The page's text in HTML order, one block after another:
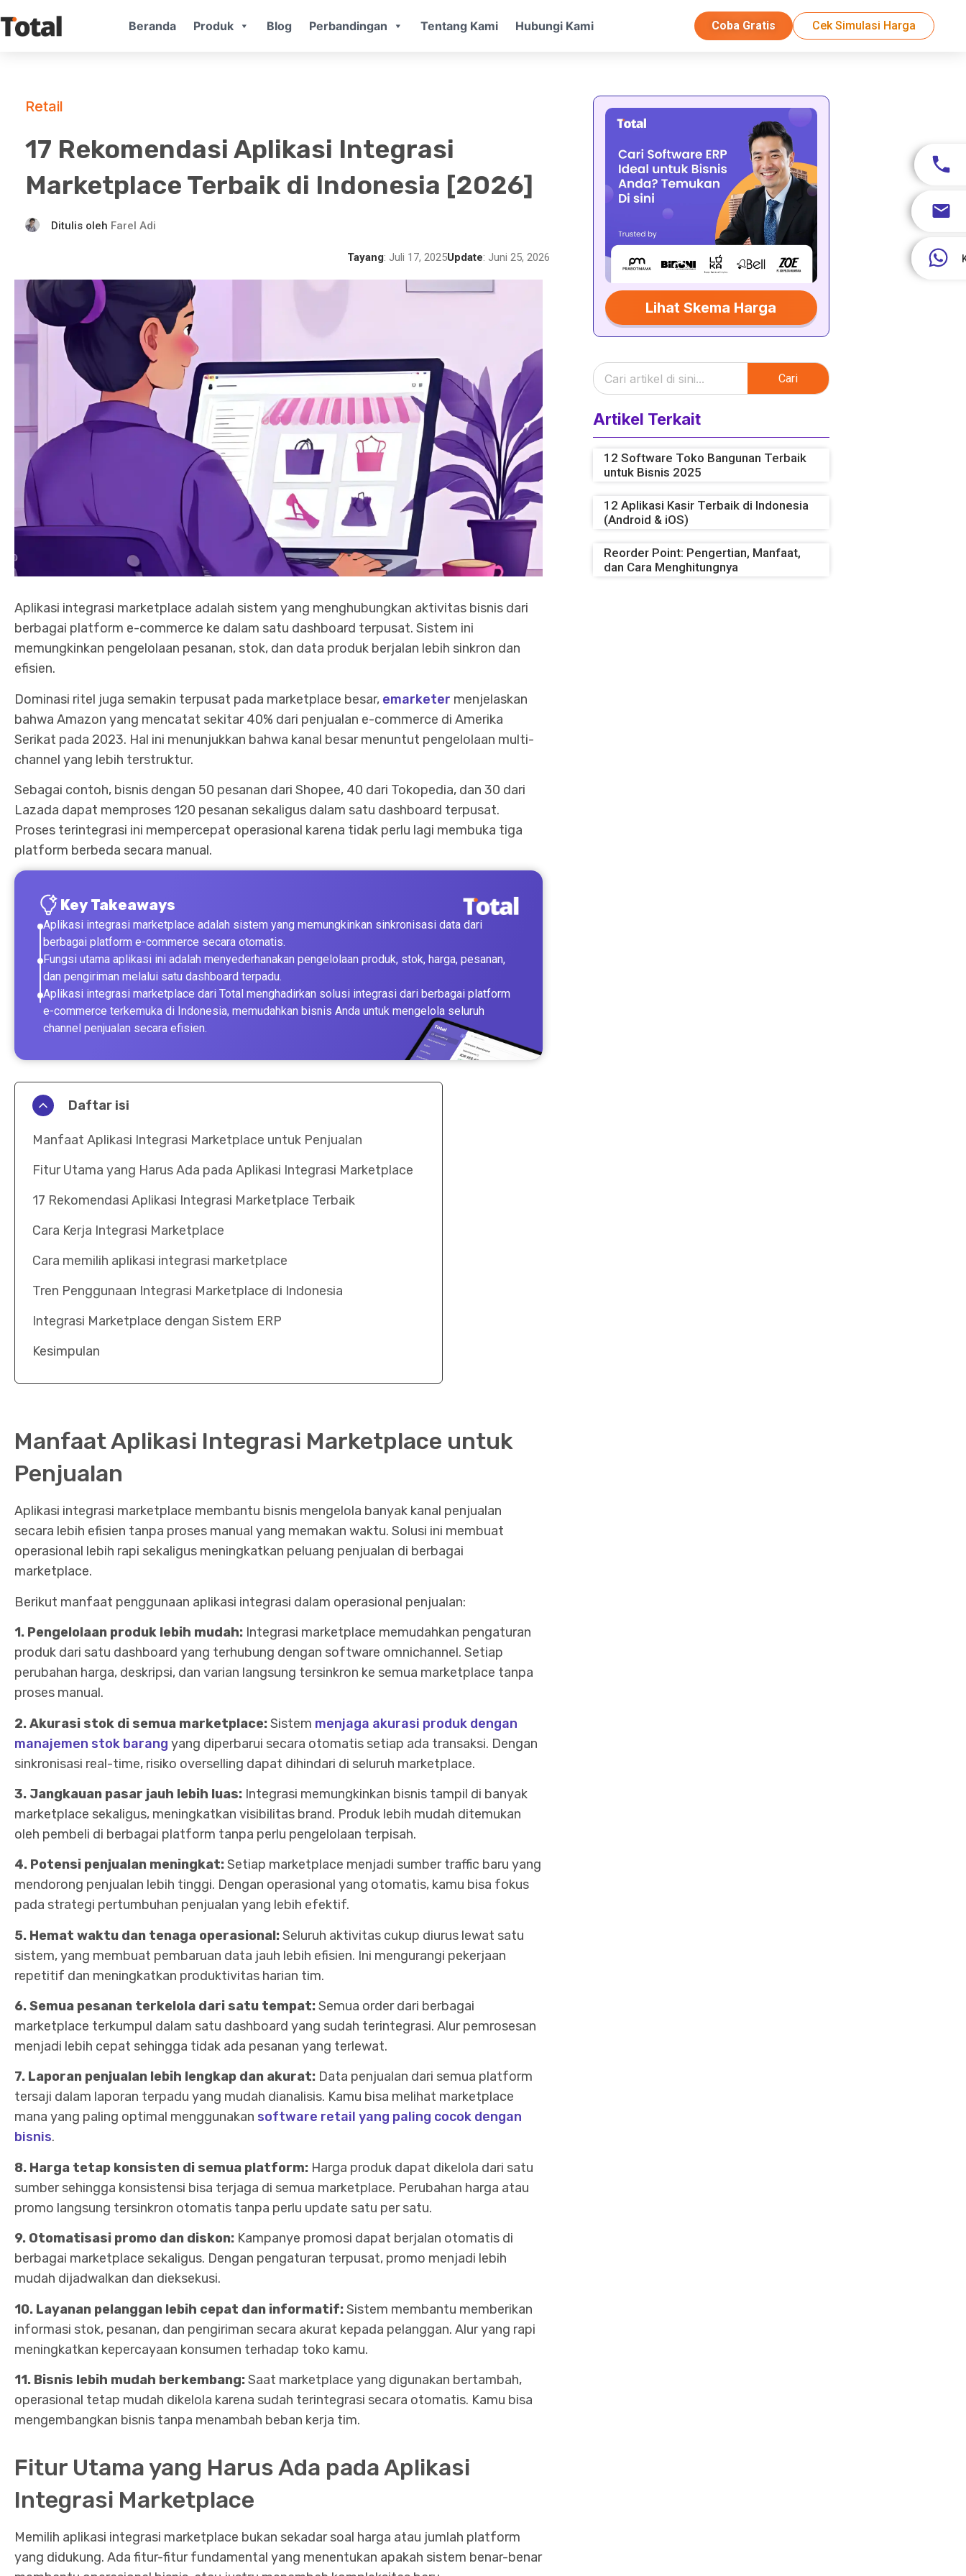
Beranda Produk Blog Perbandingan Tentang Kami Hubungi Kami Coba Gratis Cek Simulasi Harga
Retail
17 Rekomendasi Aplikasi Integrasi
Marketplace Terbaik di Indonesia [2026]
Ditulis oleh Farel Adi
Tayang: Juli 17, 2025Update: Juni 25, 2026
Aplikasi integrasi marketplace adalah sistem yang menghubungkan aktivitas bisnis dari
berbagai platform e-commerce ke dalam satu dashboard terpusat. Sistem ini
memungkinkan pengelolaan pesanan, stok, dan data produk berjalan lebih sinkron dan
efisien.
Dominasi ritel juga semakin terpusat pada marketplace besar, emarketer menjelaskan
bahwa Amazon yang mencatat sekitar 40% dari penjualan e-commerce di Amerika
Serikat pada 2023. Hal ini menunjukkan bahwa kanal besar menuntut pengelolaan multi-
channel yang lebih terstruktur.
Sebagai contoh, bisnis dengan 50 pesanan dari Shopee, 40 dari Tokopedia, dan 30 dari
Lazada dapat memproses 120 pesanan sekaligus dalam satu dashboard terpusat.
Proses terintegrasi ini mempercepat operasional karena tidak perlu lagi membuka tiga
platform berbeda secara manual.
Key Takeaways
Aplikasi integrasi marketplace adalah sistem yang memungkinkan sinkronisasi data dari
berbagai platform e-commerce secara otomatis.
Fungsi utama aplikasi ini adalah menyederhanakan pengelolaan produk, stok, harga, pesanan,
dan pengiriman melalui satu dashboard terpadu.
Aplikasi integrasi marketplace dari Total menghadirkan solusi integrasi dari berbagai platform
e-commerce terkemuka di Indonesia, memudahkan bisnis Anda untuk mengelola seluruh
channel penjualan secara efisien.
Daftar isi
Manfaat Aplikasi Integrasi Marketplace untuk Penjualan
Fitur Utama yang Harus Ada pada Aplikasi Integrasi Marketplace
17 Rekomendasi Aplikasi Integrasi Marketplace Terbaik
Cara Kerja Integrasi Marketplace
Cara memilih aplikasi integrasi marketplace
Tren Penggunaan Integrasi Marketplace di Indonesia
Integrasi Marketplace dengan Sistem ERP
Kesimpulan
Manfaat Aplikasi Integrasi Marketplace untuk
Penjualan
Aplikasi integrasi marketplace membantu bisnis mengelola banyak kanal penjualan
secara lebih efisien tanpa proses manual yang memakan waktu. Solusi ini membuat
operasional lebih rapi sekaligus meningkatkan peluang penjualan di berbagai
marketplace.
Berikut manfaat penggunaan aplikasi integrasi dalam operasional penjualan:
1. Pengelolaan produk lebih mudah: Integrasi marketplace memudahkan pengaturan
produk dari satu dashboard yang terhubung dengan software omnichannel. Setiap
perubahan harga, deskripsi, dan varian langsung tersinkron ke semua marketplace tanpa
proses manual.
2. Akurasi stok di semua marketplace:Sistem menjaga akurasi produk dengan
manajemen stok barang yang diperbarui secara otomatis setiap ada transaksi. Dengan
sinkronisasi real-time, risiko overselling dapat dihindari di seluruh marketplace.
3. Jangkauan pasar jauh lebih luas: Integrasi memungkinkan bisnis tampil di banyak
marketplace sekaligus, meningkatkan visibilitas brand. Produk lebih mudah ditemukan
oleh pembeli di berbagai platform tanpa perlu pengelolaan terpisah.
4. Potensi penjualan meningkat:Setiap marketplace menjadi sumber traffic baru yang
mendorong penjualan lebih tinggi. Dengan operasional yang otomatis, kamu bisa fokus
pada strategi pertumbuhan penjualan yang lebih efektif.
5. Hemat waktu dan tenaga operasional:Seluruh aktivitas cukup diurus lewat satu
sistem, yang membuat pembaruan data jauh lebih efisien. Ini mengurangi pekerjaan
repetitif dan meningkatkan produktivitas harian tim.
6. Semua pesanan terkelola dari satu tempat:Semua order dari berbagai
marketplace terkumpul dalam satu dashboard yang sudah terintegrasi. Alur pemrosesan
menjadi lebih cepat sehingga tidak ada pesanan yang terlewat.
7. Laporan penjualan lebih lengkap dan akurat: Data penjualan dari semua platform
tersaji dalam laporan terpadu yang mudah dianalisis. Kamu bisa melihat marketplace
mana yang paling optimal menggunakan software retail yang paling cocok dengan
bisnis.
8. Harga tetap konsisten di semua platform: Harga produk dapat dikelola dari satu
sumber sehingga konsistensi bisa terjaga di semua marketplace. Perubahan harga atau
promo langsung tersinkron otomatis tanpa perlu update satu per satu.
9. Otomatisasi promo dan diskon: Kampanye promosi dapat berjalan otomatis di
berbagai marketplace sekaligus. Dengan pengaturan terpusat, promo menjadi lebih
mudah dijadwalkan dan dieksekusi.
10. Layanan pelanggan lebih cepat dan informatif:Sistem membantu memberikan
informasi stok, pesanan, dan pengiriman secara akurat kepada pelanggan. Alur yang rapi
meningkatkan kepercayaan konsumen terhadap toko kamu.
11. Bisnis lebih mudah berkembang:Saat marketplace yang digunakan bertambah,
operasional tetap mudah dikelola karena sudah terintegrasi secara otomatis. Kamu bisa
mengembangkan bisnis tanpa menambah beban kerja tim.
Fitur Utama yang Harus Ada pada Aplikasi
Integrasi Marketplace
Memilih aplikasi integrasi marketplace bukan sekadar soal harga atau jumlah platform
yang didukung. Ada fitur-fitur fundamental yang menentukan apakah sistem benar-benar
Lihat Skema Harga
Cari
Artikel Terkait
12 Software Toko Bangunan Terbaik
untuk Bisnis 2025
12 Aplikasi Kasir Terbaik di Indonesia
(Android & iOS)
Reorder Point: Pengertian, Manfaat,
dan Cara Menghitungnya